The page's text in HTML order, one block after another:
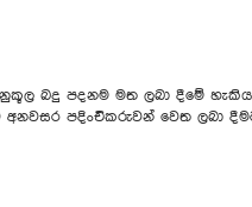
පදනම මත ලබා දීමේ හැකියාව
අනවසර පදිංචිකරුවන් වෙත ලබා